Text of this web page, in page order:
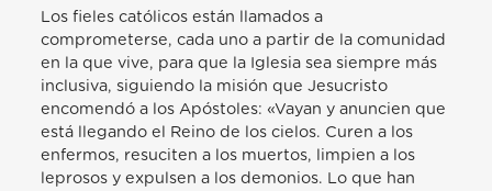
Los fieles católicos están llamados a
comprometerse, cada uno a partir de la comunidad
en la que vive, para que la Iglesia sea siempre más
inclusiva, siguiendo la misión que Jesucristo
encomendó a los Apóstoles: «Vayan y anuncien que
está llegando el Reino de los cielos. Curen a los
enfermos, resuciten a los muertos, limpien a los
leprosos y expulsen a los demonios. Lo que han